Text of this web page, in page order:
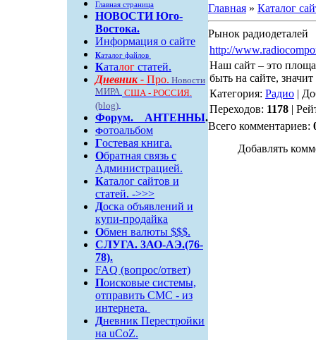
Главная страница
НОВОСТИ Юго-
Востока.
Информация о сайте
Каталог файлов
Каталогстатей.
Дневник - Про. Новости
МИРА.США - РОССИЯ.
(blog)
Форум. АНТЕННЫ.
Фотоальбом
Гостевая книга.
Обратная связь c
Администрацией.
Каталог сайтов и
статей. ->>>
Доска объявлений и
купи-продайка
Обмен валюты $$$.
СЛУГА. 3АО-АЭ.(76-
78).
FAQ (вопрос/ответ)
Поисковые системы,
отправить СМС - из
интернета.
Дневник Перестройки
на uCoZ.
Главная» Каталог
Рынок радиодеталей
http://
Наш сайт – это
быть на сайте,
Категория: Радио|
Переходов: 1178|
Всего комментариев:
Добавлять